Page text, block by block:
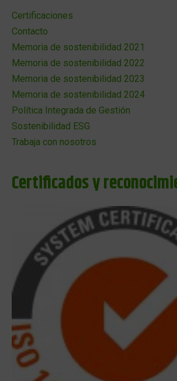
Certificaciones
Contacto
Memoria de sostenibilidad 2021
Memoria de sostenibilidad 2022
Memoria de sostenibilidad 2023
Memoria de sostenibilidad 2024
Política Integrada de Gestión
Sostenibilidad ESG
Trabaja con nosotros
Certificados y